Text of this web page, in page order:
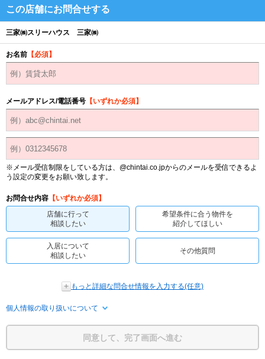
この店舗にお問合せする
三家㈱スリーハウス 三家㈱
お名前 【必須】
メールアドレス/電話番号 【いずれか必須】
※メール受信制限をしている方は、@chintai.co.jpからのメールを受信できるよ
う設定の変更をお願い致します。
お問合せ内容 【いずれか必須】
店舗に行って
相談したい
希望条件に合う物件を
紹介してほしい
入居について
相談したい
その他質問
もっと詳細な問合せ情報を入力する(任意)
個人情報の取り扱いについて
同意して、完了画面へ進む